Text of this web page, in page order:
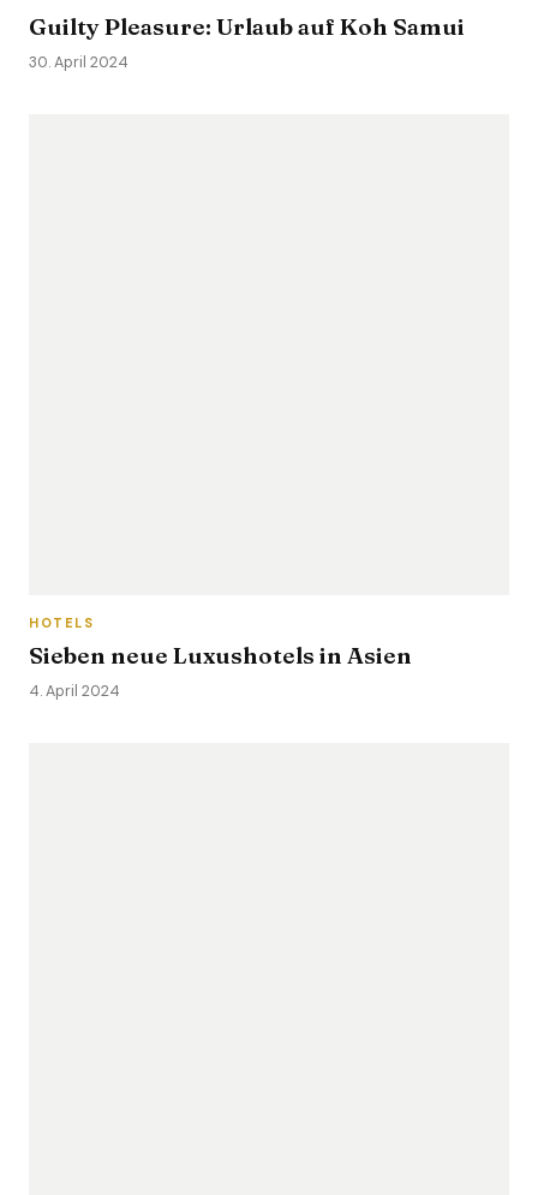
Guilty Pleasure: Urlaub auf Koh Samui
30. April 2024
HOTELS
Sieben neue Luxushotels in Asien
4. April 2024